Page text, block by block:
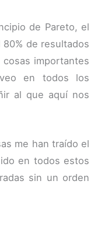
de Pareto, el
de resultados
importantes
en todos los
al que aquí nos
me han traído el
en todos estos
sin un orden